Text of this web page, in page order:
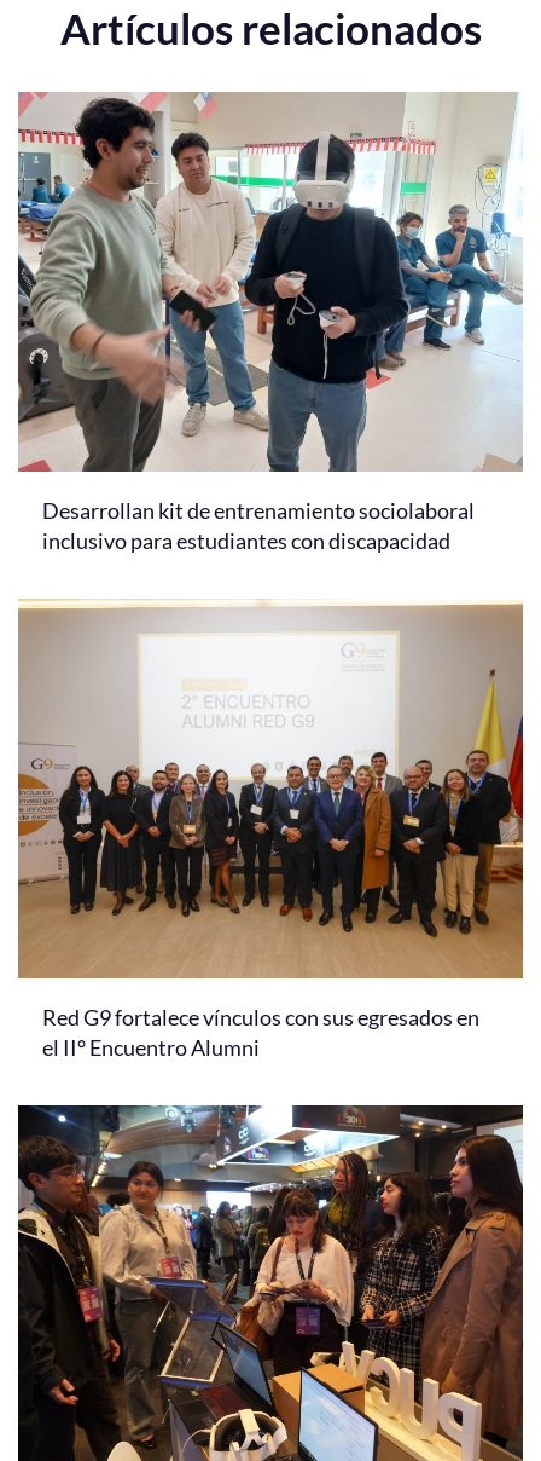
Artículos relacionados
Desarrollan kit de entrenamiento sociolaboral
inclusivo para estudiantes con discapacidad
Red G9 fortalece vínculos con sus egresados en
el II° Encuentro Alumni